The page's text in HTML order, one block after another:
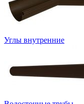
Углы внутренние